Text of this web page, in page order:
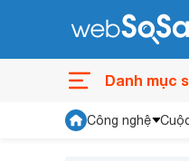
Danh mục
Công nghệ